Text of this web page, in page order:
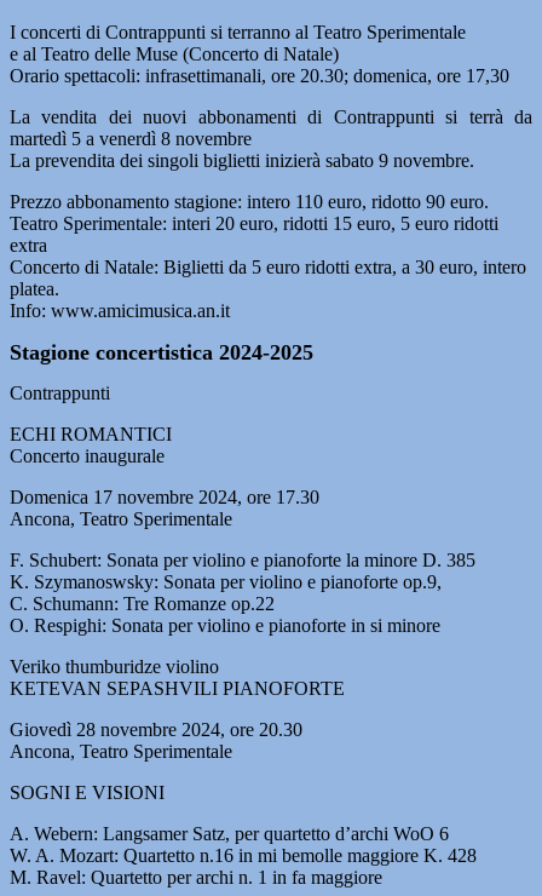
I concerti di Contrappunti si terranno al Teatro Sperimentale
e al Teatro delle Muse (Concerto di Natale)
Orario spettacoli: infrasettimanali, ore 20.30; domenica, ore 17,30
La vendita dei nuovi abbonamenti di Contrappunti si terrà da
martedì 5 a venerdì 8 novembre
La prevendita dei singoli biglietti inizierà sabato 9 novembre.
Prezzo abbonamento stagione: intero 110 euro, ridotto 90 euro.
Teatro Sperimentale: interi 20 euro, ridotti 15 euro, 5 euro ridotti
extra
Concerto di Natale: Biglietti da 5 euro ridotti extra, a 30 euro, intero
platea.
Info: www.amicimusica.an.it
Stagione concertistica 2024-2025
Contrappunti
ECHI ROMANTICI
Concerto inaugurale
Domenica 17 novembre 2024, ore 17.30
Ancona, Teatro Sperimentale
F. Schubert: Sonata per violino e pianoforte la minore D. 385
K. Szymanoswsky: Sonata per violino e pianoforte op.9,
C. Schumann: Tre Romanze op.22
O. Respighi: Sonata per violino e pianoforte in si minore
Veriko thumburidze violino
KETEVAN SEPASHVILI PIANOFORTE
Giovedì 28 novembre 2024, ore 20.30
Ancona, Teatro Sperimentale
SOGNI E VISIONI
A. Webern: Langsamer Satz, per quartetto d’archi WoO 6
W. A. Mozart: Quartetto n.16 in mi bemolle maggiore K. 428
M. Ravel: Quartetto per archi n. 1 in fa maggiore